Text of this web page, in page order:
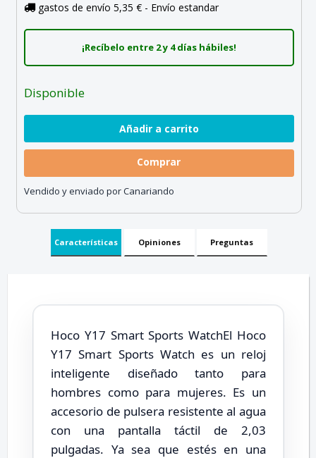
gastos de envío 5,35 € - Envío estandar
¡Recíbelo entre 2 y 4 días hábiles!
Disponible
Comprar
Vendido y enviado por Canariando
Características Opiniones Preguntas
Hoco Y17 Smart Sports WatchEl Hoco
Y17 Smart Sports Watch es un reloj
inteligente diseñado tanto para
hombres como para mujeres. Es un
accesorio de pulsera resistente al agua
con una pantalla táctil de 2,03
pulgadas. Ya sea que estés en una